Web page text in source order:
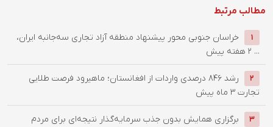
مطالب مرتبط
1
خراسان جنوبی محور پیشنهاد منطقه آزاد تجاری سه‌جانبه ایران،
... 2 هفته پیش
2
رشد 846 درصدی واردات از افغانستان؛ ماهیرود فرصت طلایی
تجارت 3 ماه پیش
3
برگزاری همایش بدون جذب سرمایه‌گذار نتیجه‌ای برای مردم